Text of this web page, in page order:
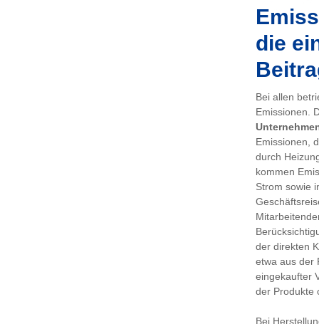
die
Bei allen
Emissionen.
Emissionen,
durch
kommen
Strom sowie
der direkten
etwa aus der
eingekaufter
der Produkte
Bei